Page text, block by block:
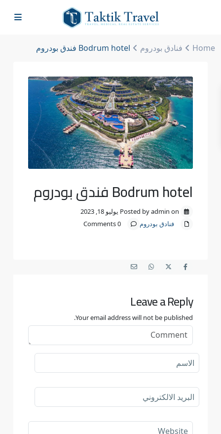
Home فنادق بودروم Bodrum hotel فندق بودروم
Previous Next
Bodrum hotel فندق بودروم
فنادق بودروم
Leave a Reply
Your email address will not be published.